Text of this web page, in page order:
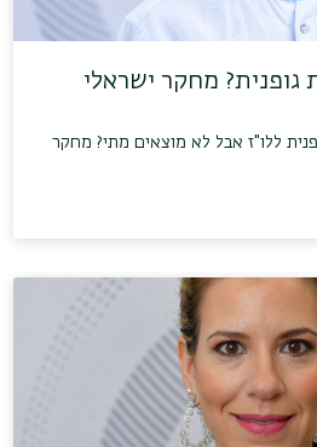
גופנית? מחקר ישראלי
ללו"ז אבל לא מוצאים מתי? מחקר